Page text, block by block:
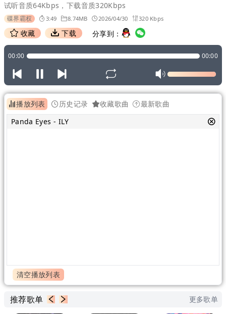
试听音质64Kbps，下载音质320Kbps
碟界霸权 3:49 8.74MB 2026/04/30 320 Kbps
收藏 下载 分享到：
00:00 00:00
播放列表 历史记录 收藏歌曲
最新歌曲
Panda Eyes - ILY
清空播放列表
推荐歌单 更多歌单